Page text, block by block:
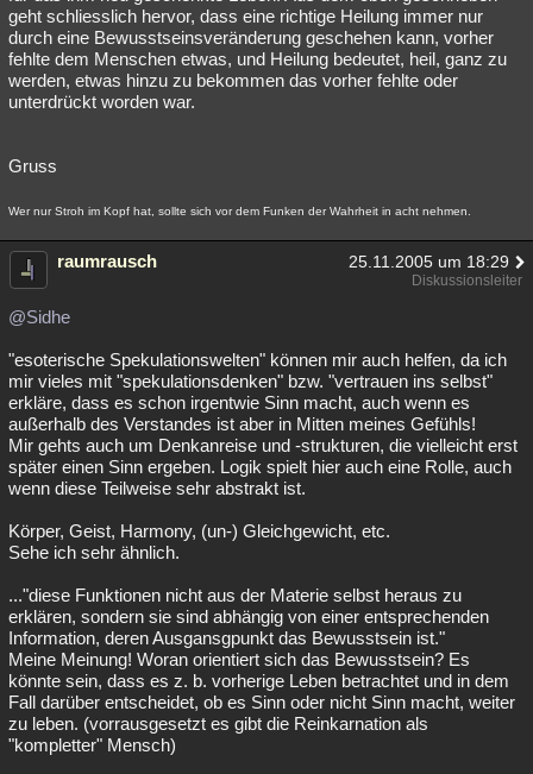
geht schliesslich hervor, dass eine richtige Heilung immer nur
durch eine Bewusstseinsveränderung geschehen kann, vorher
fehlte dem Menschen etwas, und Heilung bedeutet, heil, ganz zu
werden, etwas hinzu zu bekommen das vorher fehlte oder
unterdrückt worden war.
Gruss
Wer nur Stroh im Kopf hat, sollte sich vor dem Funken der Wahrheit in acht nehmen.
raumrausch 25.11.2005 um 18:29
Diskussionsleiter
@Sidhe
"esoterische Spekulationswelten" können mir auch helfen, da ich
mir vieles mit "spekulationsdenken" bzw. "vertrauen ins selbst"
erkläre, dass es schon irgentwie Sinn macht, auch wenn es
außerhalb des Verstandes ist aber in Mitten meines Gefühls!
Mir gehts auch um Denkanreise und -strukturen, die vielleicht erst
später einen Sinn ergeben. Logik spielt hier auch eine Rolle, auch
wenn diese Teilweise sehr abstrakt ist.
Körper, Geist, Harmony, (un-) Gleichgewicht, etc.
Sehe ich sehr ähnlich.
..."diese Funktionen nicht aus der Materie selbst heraus zu
erklären, sondern sie sind abhängig von einer entsprechenden
Information, deren Ausgansgpunkt das Bewusstsein ist."
Meine Meinung! Woran orientiert sich das Bewusstsein? Es
könnte sein, dass es z. b. vorherige Leben betrachtet und in dem
Fall darüber entscheidet, ob es Sinn oder nicht Sinn macht, weiter
zu leben. (vorrausgesetzt es gibt die Reinkarnation als
"kompletter" Mensch)